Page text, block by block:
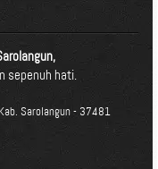
sepenuh hati.
Sarolangun - 37481